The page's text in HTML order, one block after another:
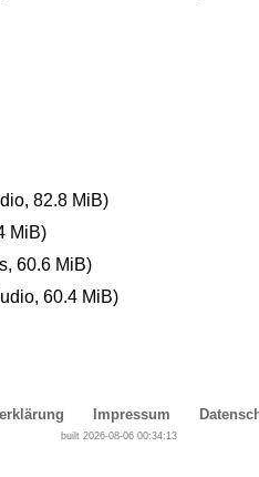
82.8 MiB)
MiB)
60.6 MiB)
60.4 MiB)
Impressum
built 2026-08-06 00:34:13